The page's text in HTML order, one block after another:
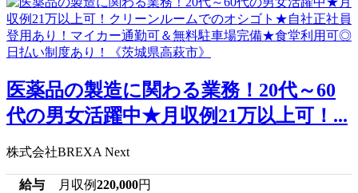
医薬品の製造に関わる業務！20代～60
代の男女活躍中★月収例21万以上可！...
株式会社BREXA Next
給与 月収例220,000円